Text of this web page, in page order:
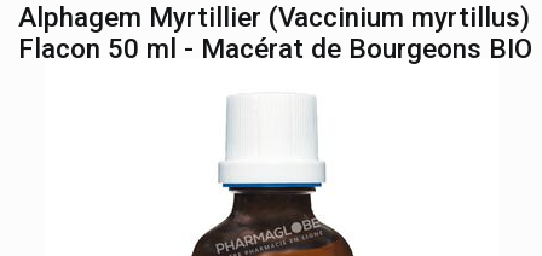
Maman et bébé
Alphagem Myrtillier (Vaccinium myrtillus)
Flacon 50 ml - Macérat de Bourgeons BIO